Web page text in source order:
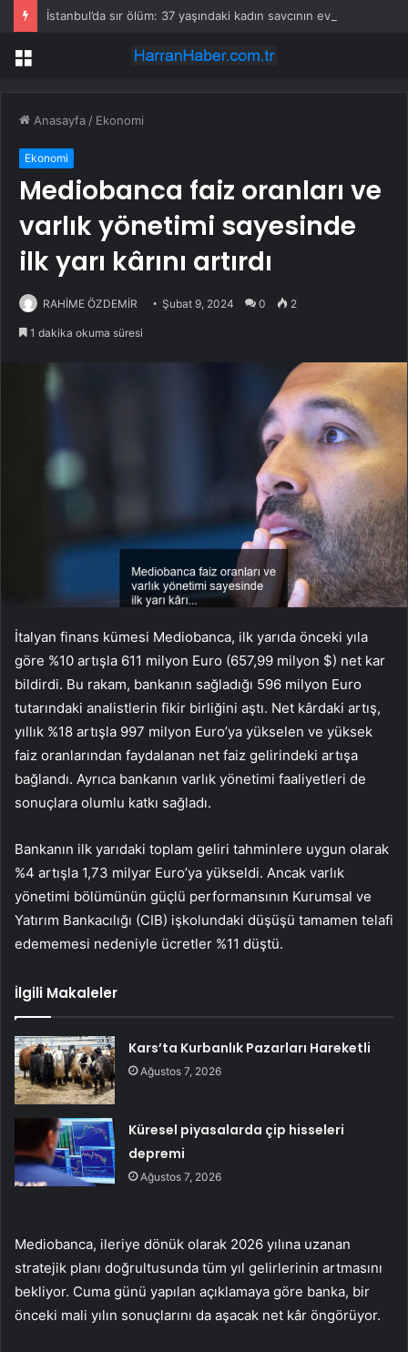
Menü
Anasayfa / Ekonomi
Ekonomi
Mediobanca faiz oranları ve
varlık yönetimi sayesinde
ilk yarı kârını artırdı
RAHİME ÖZDEMİR Şubat 9, 2024 0 2
1 dakika okuma süresi
İtalyan finans kümesi Mediobanca, ilk yarıda önceki yıla
göre %10 artışla 611 milyon Euro (657,99 milyon $) net kar
bildirdi. Bu rakam, bankanın sağladığı 596 milyon Euro
tutarındaki analistlerin fikir birliğini aştı. Net kârdaki artış,
yıllık %18 artışla 997 milyon Euro’ya yükselen ve yüksek
faiz oranlarından faydalanan net faiz gelirindeki artışa
bağlandı. Ayrıca bankanın varlık yönetimi faaliyetleri de
sonuçlara olumlu katkı sağladı.
Bankanın ilk yarıdaki toplam geliri tahminlere uygun olarak
%4 artışla 1,73 milyar Euro’ya yükseldi. Ancak varlık
yönetimi bölümünün güçlü performansının Kurumsal ve
Yatırım Bankacılığı (CIB) işkolundaki düşüşü tamamen telafi
edememesi nedeniyle ücretler %11 düştü.
İlgili Makaleler
Kars’ta Kurbanlık Pazarları Hareketli
Ağustos 7, 2026
Küresel piyasalarda çip hisseleri
depremi
Ağustos 7, 2026
Mediobanca, ileriye dönük olarak 2026 yılına uzanan
stratejik planı doğrultusunda tüm yıl gelirlerinin artmasını
bekliyor. Cuma günü yapılan açıklamaya göre banka, bir
önceki mali yılın sonuçlarını da aşacak net kâr öngörüyor.